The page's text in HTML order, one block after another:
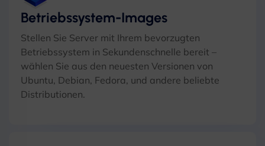
Betriebssystem-Images
Stellen Sie Server mit Ihrem bevorzugten
Betriebssystem in Sekundenschnelle bereit –
wählen Sie aus den neuesten Versionen von
Ubuntu, Debian, Fedora, und andere beliebte
Distributionen.